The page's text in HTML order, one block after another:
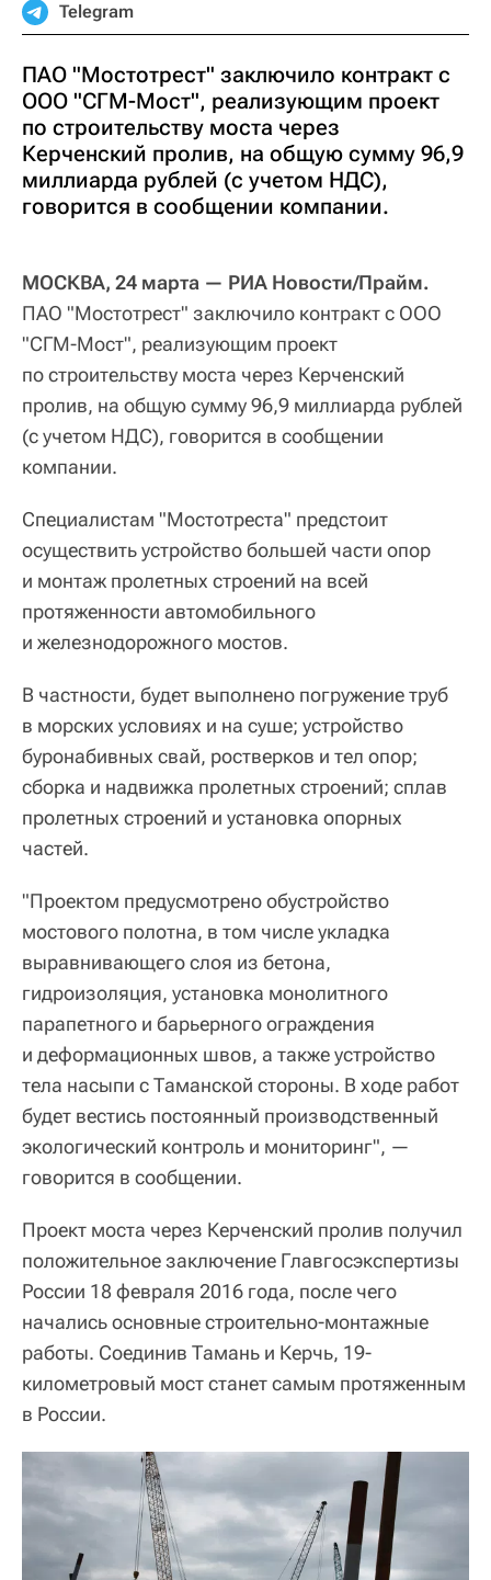
Telegram
ПАО "Мостотрест" заключило контракт с
ООО "СГМ-Мост", реализующим проект
по строительству моста через
Керченский пролив, на общую сумму 96,9
миллиарда рублей (с учетом НДС),
говорится в сообщении компании.
МОСКВА, 24 марта — РИА Новости/Прайм.
ПАО "Мостотрест" заключило контракт с ООО
"СГМ-Мост", реализующим проект
по строительству моста через Керченский
пролив, на общую сумму 96,9 миллиарда рублей
(с учетом НДС), говорится в сообщении
компании.
Специалистам "Мостотреста" предстоит
осуществить устройство большей части опор
и монтаж пролетных строений на всей
протяженности автомобильного
и железнодорожного мостов.
В частности, будет выполнено погружение труб
в морских условиях и на суше; устройство
буронабивных свай, ростверков и тел опор;
сборка и надвижка пролетных строений; сплав
пролетных строений и установка опорных
частей.
"Проектом предусмотрено обустройство
мостового полотна, в том числе укладка
выравнивающего слоя из бетона,
гидроизоляция, установка монолитного
парапетного и барьерного ограждения
и деформационных швов, а также устройство
тела насыпи с Таманской стороны. В ходе работ
будет вестись постоянный производственный
экологический контроль и мониторинг", —
говорится в сообщении.
Проект моста через Керченский пролив получил
положительное заключение Главгосэкспертизы
России 18 февраля 2016 года, после чего
начались основные строительно-монтажные
работы. Соединив Тамань и Керчь, 19-
километровый мост станет самым протяженным
в России.